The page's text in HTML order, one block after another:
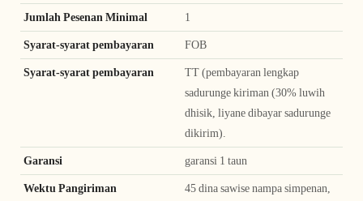
Jumlah Pesenan Minimal 1
Syarat-syarat pembayaran FOB
Syarat-syarat pembayaran
TT (pembayaran lengkap
sadurunge kiriman (30% luwih
dhisik, liyane dibayar sadurunge
dikirim).
Garansi garansi 1 taun
Wektu Pangiriman
45 dina sawise nampa simpenan,